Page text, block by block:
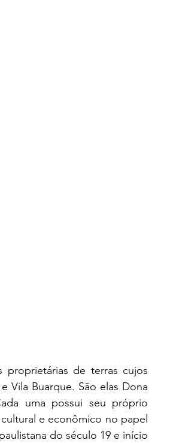
proprietárias de terras cujos
Vila Buarque. São elas Dona
uma possui seu próprio
e econômico no papel
do século 19 e início